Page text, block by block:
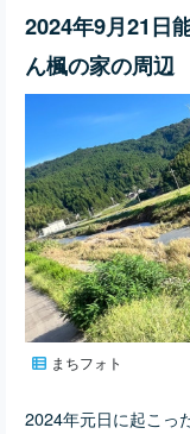
2024年9月21日
ん楓の家の周辺
まちフォト
2024年元日に起こっ